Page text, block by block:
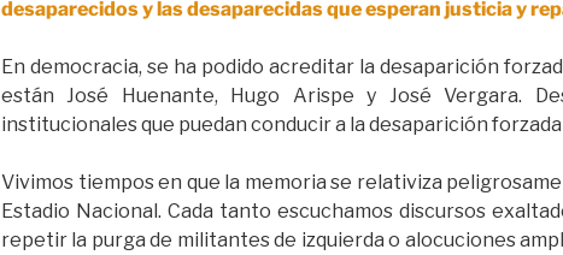
desaparecidos y las desaparecidas que esperan justicia y
En democracia, se ha podido acreditar la desaparición
están José Huenante, Hugo Arispe y José Vergara.
institucionales que puedan conducir a la desaparición
Vivimos tiempos en que la memoria se relativiza
Estadio Nacional. Cada tanto escuchamos discursos
repetir la purga de militantes de izquierda o alocuciones